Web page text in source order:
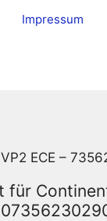
Impressum
ECE –
für